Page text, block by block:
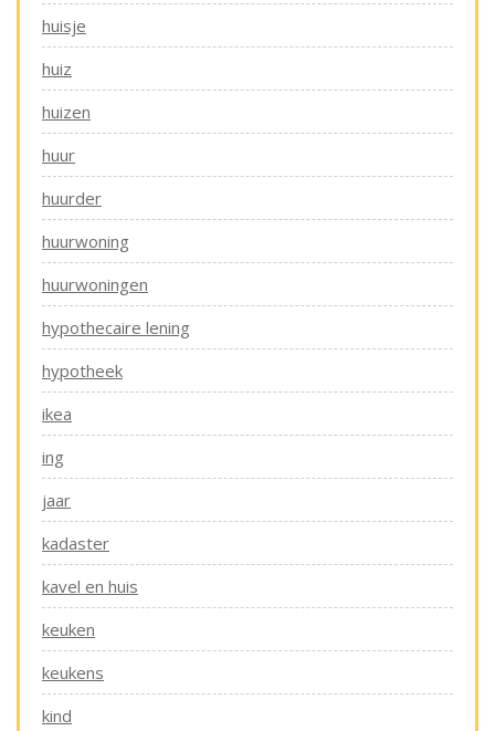
huisje
huiz
huizen
huur
huurder
huurwoning
huurwoningen
hypothecaire lening
hypotheek
ikea
ing
jaar
kadaster
kavel en huis
keuken
keukens
kind